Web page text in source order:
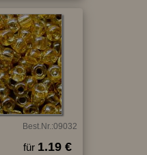
Best.Nr.:09032
für 1.19 €